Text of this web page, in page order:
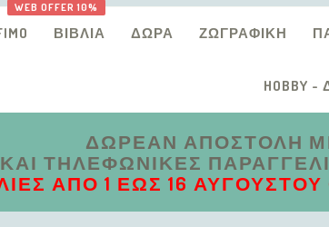
WEB OFFER 10%
ΒΙΒΛΊΑ ΔΏΡΑ ΖΩΓΡΑΦΙΚΉ
HOBBY
ΔΩΡΕΑΝ ΑΠΟΣΤΟΛΗ
ΤΗΛΕΦΩΝΙΚΈΣ
ΑΠΟ 1 ΈΩΣ 16